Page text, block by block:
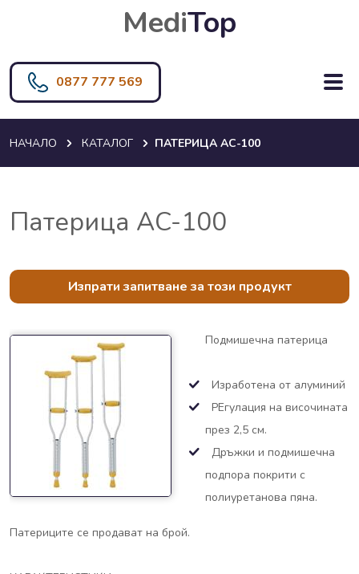
MediTop
0877 777 569
НАЧАЛО КАТАЛОГ ПАТЕРИЦА AC-100
Патерица AC-100
Изпрати запитване за този продукт
Подмишечна патерица
Изработена от алуминий
РЕгулация на височината
през 2,5 см.
Дръжки и подмишечна
подпора покрити с
полиуретанова пяна.
Патериците се продават на брой.